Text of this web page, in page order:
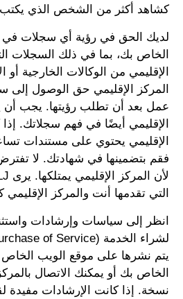
كشاهد أكثر من الشخص الذي يكتب
لديك الحق في رؤية أي سجلات في
الخاص بك، بما في ذلك السجلات
الإقليمي من الوكالات الخارجية
عمل بعد أن تطلب رؤيتها. يجب أن
الإقليمي أيضًا في فهم سجلاتك.
الإقليمي يحتوي على مستندات
التي تقدمها أنت والمركز الإقليمي
انظر إلى سياسات وإرشادات
يتم نشرها على موقع الويب الخاص
الخاص بك أو يمكنك الاتصال
نسخة. إذا كانت الإرشادات مفيدة